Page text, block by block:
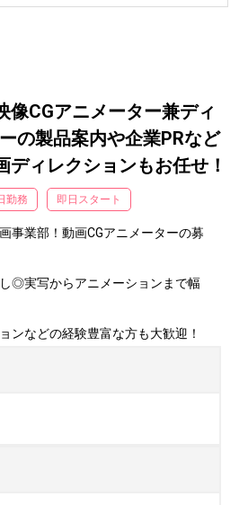
像CGアニメーター兼ディ
の製品案内や企業PRなど
ディレクションもお任せ！
勤務 即日スタート
事業部！動画CGアニメーターの募
◎実写からアニメーションまで幅
ンなどの経験豊富な方も大歓迎！